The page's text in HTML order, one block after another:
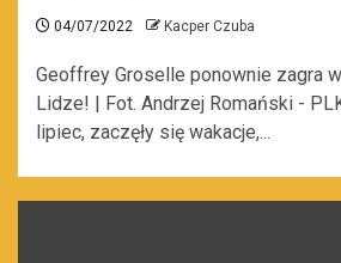
04/07/2022 Kacper Czuba
Geoffrey Groselle ponownie zagra
Lidze! | Fot. Andrzej Romański -
lipiec, zaczęły się wakacje,...